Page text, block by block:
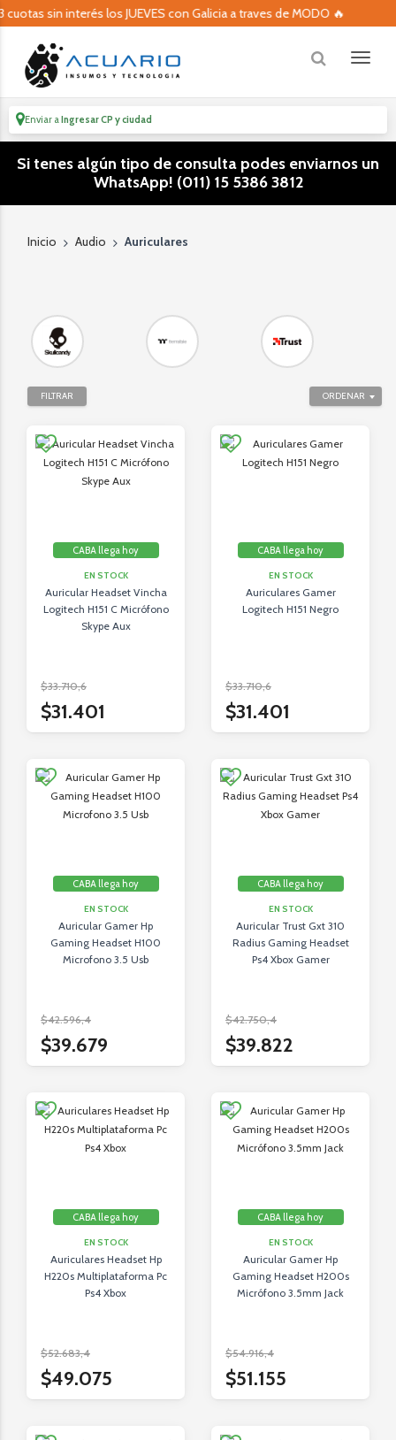
interés los JUEVES con Galicia a traves de MODO 🔥
Enviar aIngresar CP y ciudad
Si tenes algún tipo de consulta podes enviarnos un
WhatsApp! (011) 15 5386 3812
Inicio Audio Auriculares
ORDENAR
FILTRAR
CABA llega hoy
EN STOCK
Auricular Headset Vincha
Logitech H151 C Micrófono
Skype Aux
$33.710,6
$31.401
CABA llega hoy
EN STOCK
Auriculares Gamer
Logitech H151 Negro
$33.710,6
$31.401
CABA llega hoy
EN STOCK
Auricular Gamer Hp
Gaming Headset H100
Microfono 3.5 Usb
$42.596,4
$39.679
CABA llega hoy
EN STOCK
Auricular Trust Gxt 310
Radius Gaming Headset
Ps4 Xbox Gamer
$42.750,4
$39.822
CABA llega hoy
EN STOCK
Auriculares Headset Hp
H220s Multiplataforma Pc
Ps4 Xbox
$52.683,4
$49.075
CABA llega hoy
EN STOCK
Auricular Gamer Hp
Gaming Headset H200s
Micrófono 3.5mm Jack
$54.916,4
$51.155